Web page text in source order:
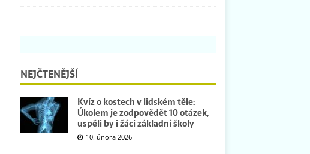
NEJČTENĚJŠÍ
Kvíz o kostech v lidském těle:
Úkolem je zodpovědět 10 otázek,
uspěli by i žáci základní školy
10. února 2026